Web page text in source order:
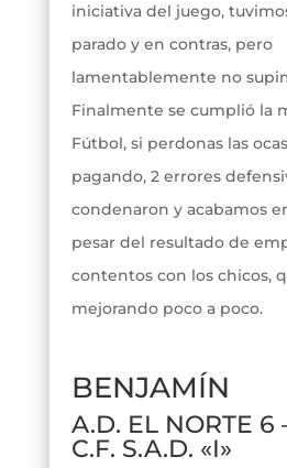
iniciativa del juego,
parado y en contras, pero
lamentablemente no
Finalmente se cumplió la
Fútbol, si perdonas las
pagando, 2 errores
condenaron y acabamos
pesar del resultado de
contentos con los chicos,
mejorando poco a poco.
BENJAMÍN
A.D. EL NORTE 6
C.F. S.A.D. «I»